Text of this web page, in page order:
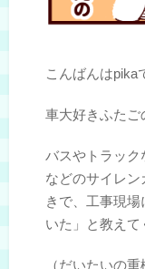
こんばんはpika
車大好きふたご
バスやトラッ
などのサイレ
きで、工事現
いた」と教えて
（だいたいの